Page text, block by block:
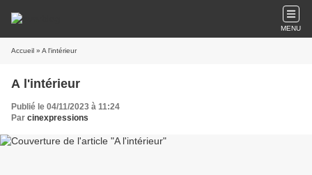
MENU
Accueil » A l'intérieur
A l'intérieur
Publié le 04/11/2023 à 11:24
Par cinexpressions